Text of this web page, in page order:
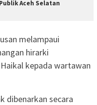
Aceh Selatan
melampaui
hirarki
kepada wartawan
dibenarkan secara